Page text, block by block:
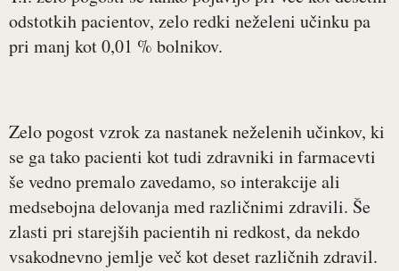
odstotkih pacientov, zelo redki neželeni učinku pa
pri manj kot 0,01 % bolnikov.
Zelo pogost vzrok za nastanek neželenih učinkov, ki
se ga tako pacienti kot tudi zdravniki in farmacevti
še vedno premalo zavedamo, so interakcije ali
medsebojna delovanja med različnimi zdravili. Še
zlasti pri starejših pacientih ni redkost, da nekdo
vsakodnevno jemlje več kot deset različnih zdravil.